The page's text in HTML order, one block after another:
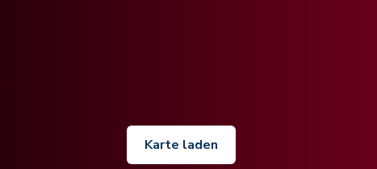
Karte laden